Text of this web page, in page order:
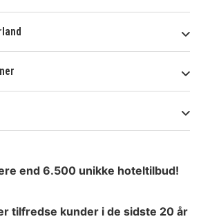
end 6.500 unikke hoteltilbud!
tilfredse kunder i de sidste 20 år